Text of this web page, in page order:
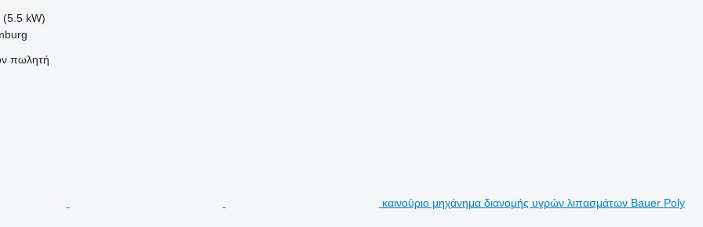
(5.5 kW)
πωλητή
καινούριο μηχάνημα διανομής υγρών λιπασμάτων Bauer Poly